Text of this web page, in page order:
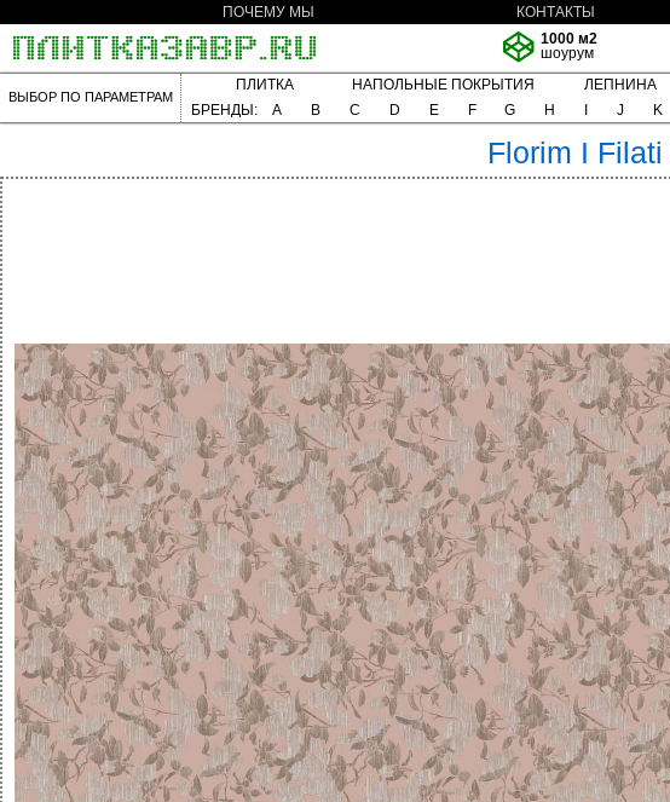
ПОЧЕМУ МЫ КОНТАКТЫ
1000 м2
шоурум
ВЫБОР ПО ПАРАМЕТРАМ
ПЛИТКА НАПОЛЬНЫЕ ПОКРЫТИЯ ЛЕПНИНА
БРЕНДЫ:
A B C D E F G H J K
Florim I